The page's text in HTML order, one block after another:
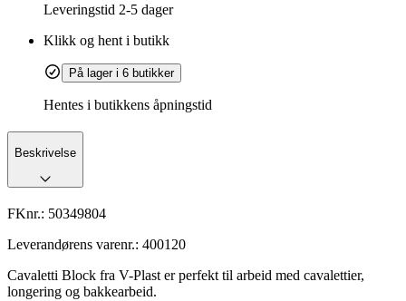
Leveringstid 2-5 dager
Klikk og hent i butikk
På lager i 6 butikker
Hentes i butikkens åpningstid
Beskrivelse
FKnr.: 50349804
Leverandørens varenr.: 400120
Cavaletti Block fra V-Plast er perfekt til arbeid med cavalettier,
longering og bakkearbeid.